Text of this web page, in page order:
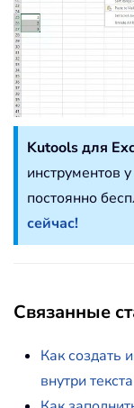
Kutools для
инструментов
постоянно
сейчас!
Связанные
Как создать
внутри